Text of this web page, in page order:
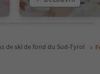
de ski de fond du Sud-Tyrol